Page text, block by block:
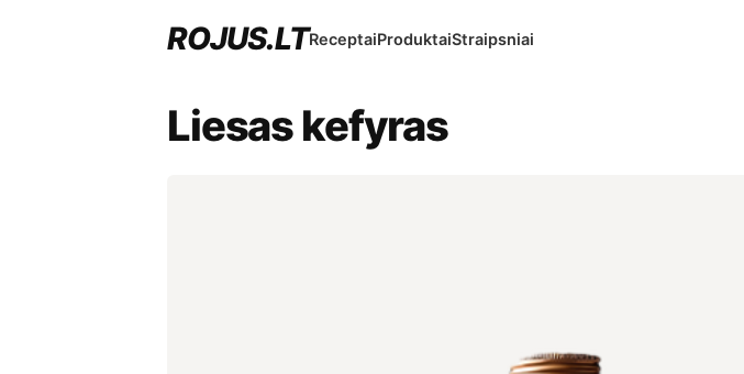
ROJUS.LTReceptaiProduktaiStraipsniai
Liesas kefyras